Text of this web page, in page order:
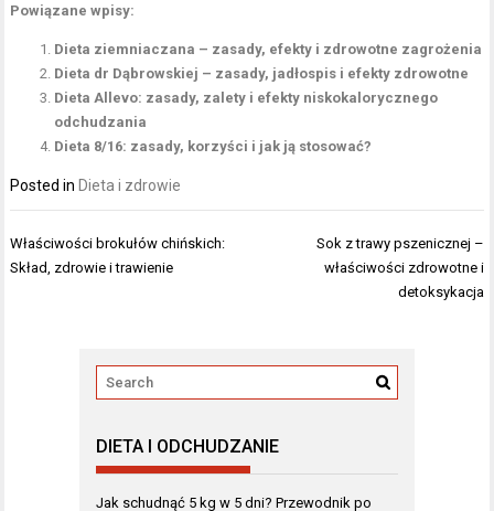
Powiązane wpisy:
Dieta ziemniaczana – zasady, efekty i zdrowotne zagrożenia
Dieta dr Dąbrowskiej – zasady, jadłospis i efekty zdrowotne
Dieta Allevo: zasady, zalety i efekty niskokalorycznego
odchudzania
Dieta 8/16: zasady, korzyści i jak ją stosować?
Posted in Dieta i zdrowie
Nawigacja
wpisu
Właściwości brokułów chińskich:
Skład, zdrowie i trawienie
Sok z trawy pszenicznej –
właściwości zdrowotne i
detoksykacja
DIETA I ODCHUDZANIE
Jak schudnąć 5 kg w 5 dni? Przewodnik po